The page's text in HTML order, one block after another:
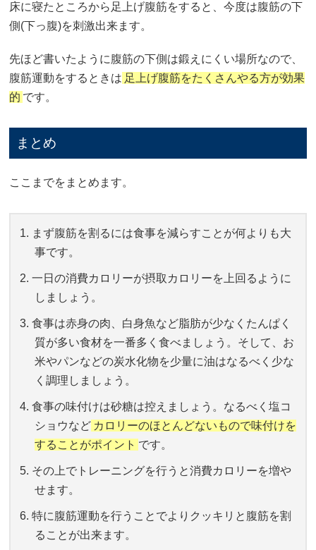
床に寝たところから足上げ腹筋をすると、今度は腹筋の下
側(下っ腹)を刺激出来ます。
先ほど書いたように腹筋の下側は鍛えにくい場所なので、
腹筋運動をするときは 足上げ腹筋をたくさんやる方が効果
的 です。
まとめ
ここまでをまとめます。
まず腹筋を割るには食事を減らすことが何よりも大
事です。
一日の消費カロリーが摂取カロリーを上回るように
しましょう。
食事は赤身の肉、白身魚など脂肪が少なくたんぱく
質が多い食材を一番多く食べましょう。そして、お
米やパンなどの炭水化物を少量に油はなるべく少な
く調理しましょう。
食事の味付けは砂糖は控えましょう。なるべく塩コ
ショウなど カロリーのほとんどないもので味付けを
することがポイント です。
その上でトレーニングを行うと消費カロリーを増や
せます。
特に腹筋運動を行うことでよりクッキリと腹筋を割
ることが出来ます。